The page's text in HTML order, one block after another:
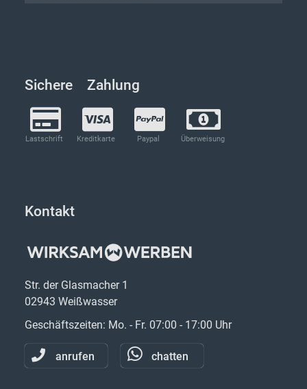
Sichere Zahlung
Lastschrift Kreditkarte Paypal Überweisung
Kontakt
Str. der Glasmacher 1
02943 Weißwasser
Geschäftszeiten: Mo. - Fr. 07:00 - 17:00 Uhr
anrufen chatten